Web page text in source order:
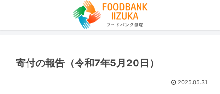
寄付の報告（令和7年5月20日）
2025.05.31